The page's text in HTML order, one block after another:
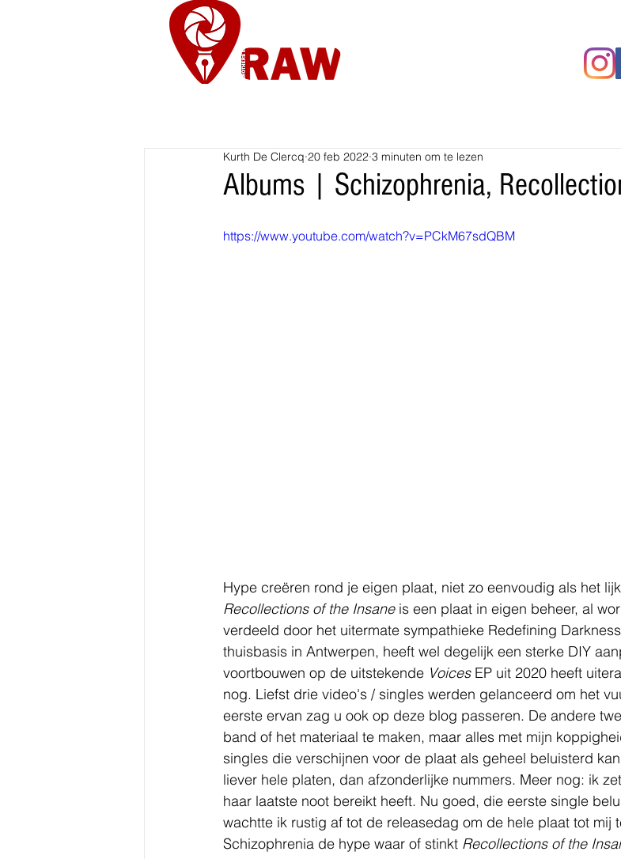
Albums | Schizophrenia,
Kurth De Clercq 20 feb 2022 3 minuten om te lezen
https://www.youtube.com/watch?v=PCkM67sdQBM
Hype creëren rond je eigen plaat, niet zo eenvoudig als het
Recollections of the Insane is een plaat in eigen beheer, al
verdeeld door het uitermate sympathieke Redefining
thuisbasis in Antwerpen, heeft wel degelijk een sterke DIY
voortbouwen op de uitstekende Voices EP uit 2020 heeft
nog. Liefst drie video's / singles werden gelanceerd om het
eerste ervan zag u ook op deze blog passeren. De andere
band of het materiaal te maken, maar alles met mijn
singles die verschijnen voor de plaat als geheel beluisterd
liever hele platen, dan afzonderlijke nummers. Meer nog: ik
haar laatste noot bereikt heeft. Nu goed, die eerste single
wachtte ik rustig af tot de releasedag om de hele plaat tot mij
Schizophrenia de hype waar of stinkt Recollections of the